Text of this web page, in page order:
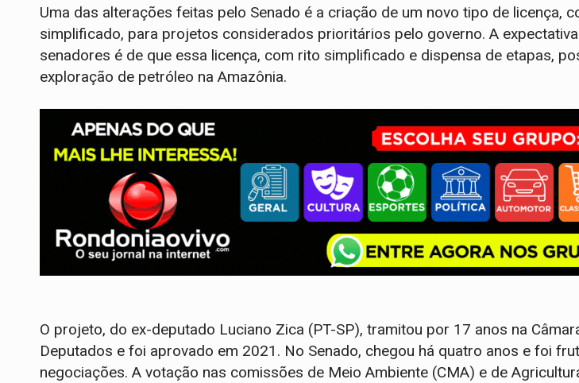
Uma das alterações feitas pelo Senado é a criação de um novo tipo de licença,
simplificado, para projetos considerados prioritários pelo governo. A
senadores é de que essa licença, com rito simplificado e dispensa de etapas,
exploração de petróleo na Amazônia.
O projeto, do ex-deputado Luciano Zica (PT-SP), tramitou por 17 anos na
Deputados e foi aprovado em 2021. No Senado, chegou há quatro anos e foi
negociações. A votação nas comissões de Meio Ambiente (CMA) e de